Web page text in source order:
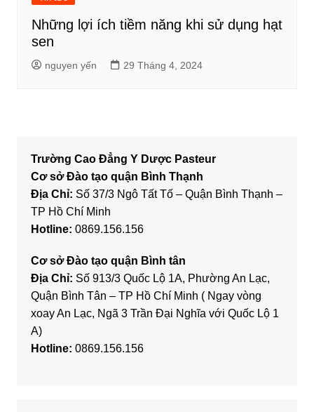
Những lợi ích tiềm năng khi sử dụng hạt
sen
nguyen yến 29 Tháng 4, 2024
Trường Cao Đẳng Y Dược Pasteur
Cơ sở Đào tạo quận Bình Thạnh
Địa Chỉ: Số 37/3 Ngô Tất Tố – Quận Bình Thạnh –
TP Hồ Chí Minh
Hotline: 0869.156.156
Cơ sở Đào tạo quận Bình tân
Địa Chỉ: Số 913/3 Quốc Lộ 1A, Phường An Lạc,
Quận Bình Tân – TP Hồ Chí Minh ( Ngay vòng
xoay An Lạc, Ngã 3 Trần Đại Nghĩa với Quốc Lộ 1
A)
Hotline: 0869.156.156